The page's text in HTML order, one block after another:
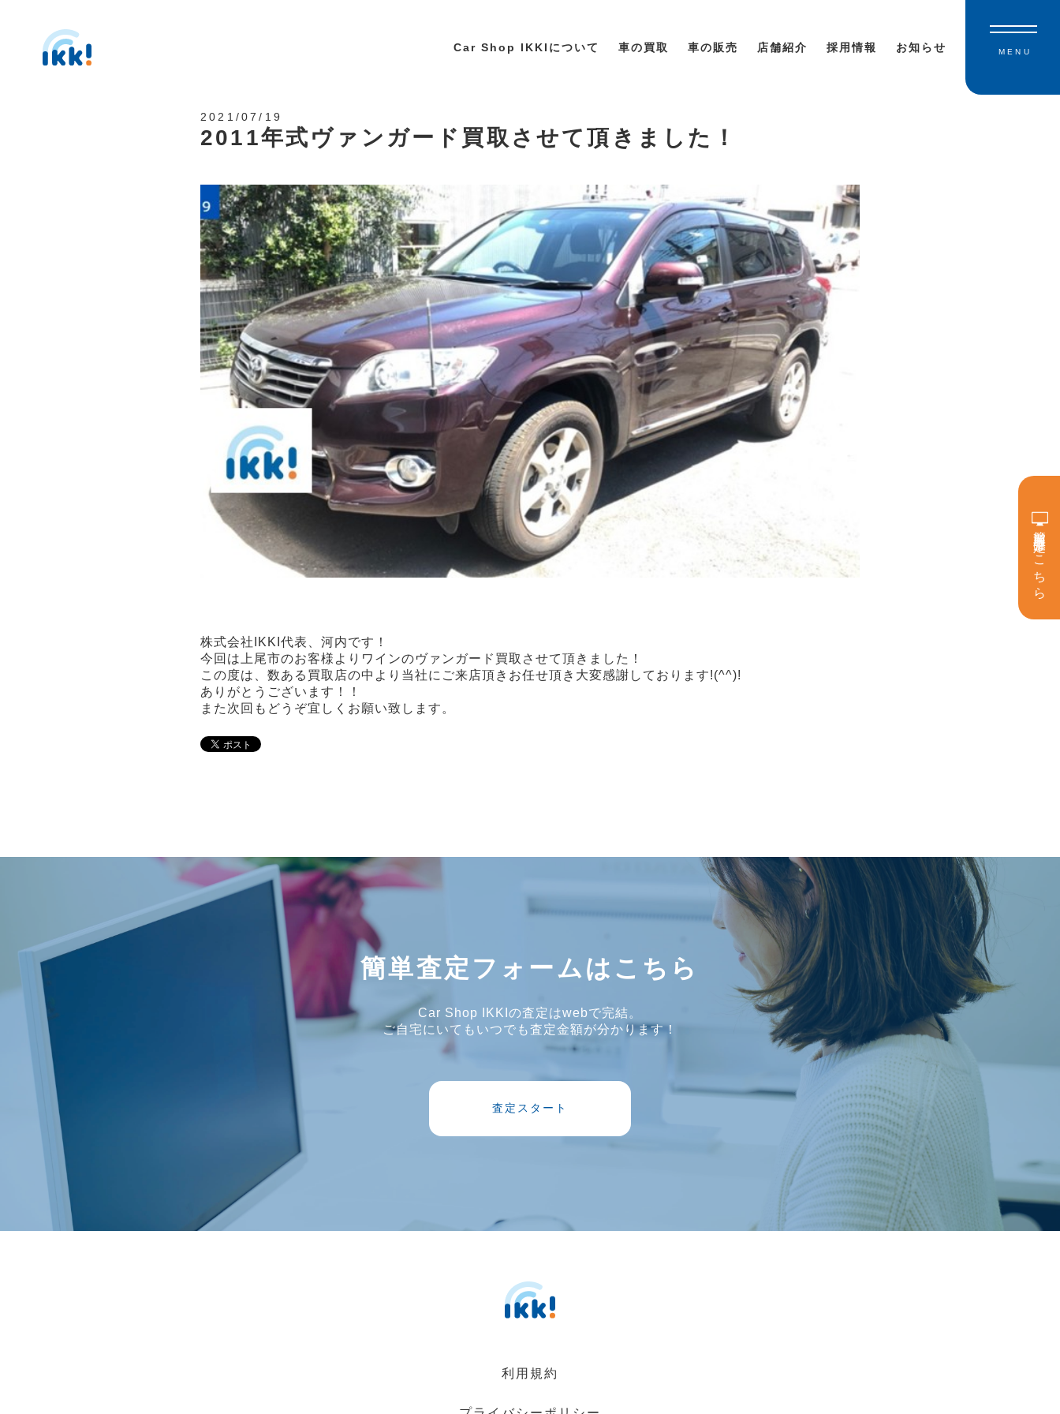
Car Shop IKKIについて 車の買取 車の販売 店舗紹介 採用情報 お知らせ MENU
簡単買取査定はこちら
2021/07/19
2011年式ヴァンガード買取させて頂きました！
株式会社IKKI代表、河内です！
今回は上尾市のお客様よりワインのヴァンガード買取させて頂きました！
この度は、数ある買取店の中より当社にご来店頂きお任せ頂き大変感謝しております!(^^)!
ありがとうございます！！
また次回もどうぞ宜しくお願い致します。
簡単査定フォームはこちら
Car Shop IKKIの査定はwebで完結。
ご自宅にいてもいつでも査定金額が分かります！
査定スタート
利用規約